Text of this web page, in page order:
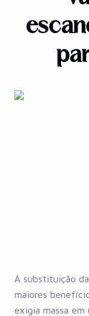
A substituição
maiores
exigia massa em